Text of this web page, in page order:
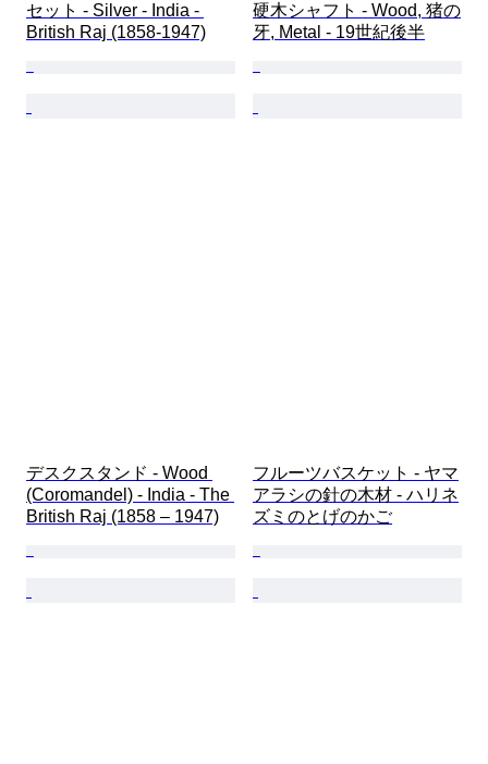
セット - Silver - India -
British Raj (1858-1947)
硬木シャフト - Wood, 猪の
牙, Metal - 19世紀後半
デスクスタンド - Wood
(Coromandel) - India - The
British Raj (1858 – 1947)
フルーツバスケット - ヤマ
アラシの針の木材 - ハリネ
ズミのとげのかご